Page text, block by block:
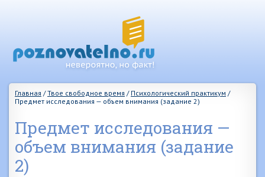
Главная /Твое свободное время / Психологический практикум /
Предмет исследования — объем внимания (задание 2)
Предмет исследования —
объем внимания (задание
2)